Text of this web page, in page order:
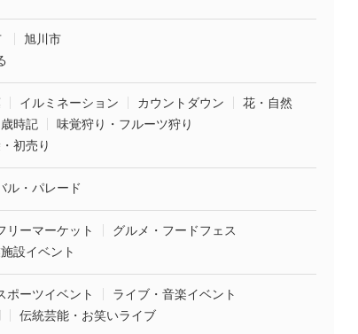
旭川市
イルミネーション カウントダウン
花・自然
時記
味覚狩り・フルーツ狩り
初売り
ル・パレード
リーマーケット
グルメ・フードフェス
設イベント
ポーツイベント
ライブ・音楽イベント
伝統芸能・お笑いライブ